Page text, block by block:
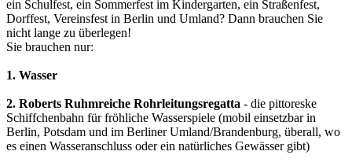
ein Schulfest, ein Sommerfest im Kindergarten, ein Straßenfest,
Dorffest, Vereinsfest in Berlin und Umland? Dann brauchen Sie
nicht lange zu überlegen!
Sie brauchen nur:
1. Wasser
2. Roberts Ruhmreiche Rohrleitungsregatta - die pittoreske
Schiffchenbahn für fröhliche Wasserspiele (mobil einsetzbar in
Berlin, Potsdam und im Berliner Umland/Brandenburg, überall, wo
es einen Wasseranschluss oder ein natürliches Gewässer gibt)